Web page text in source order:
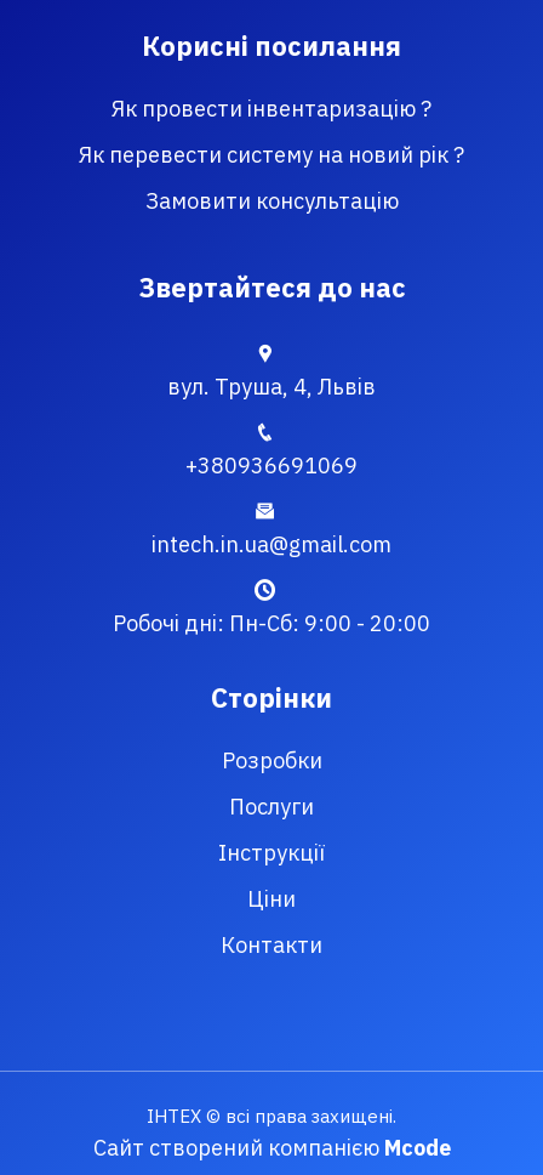
Корисні посилання
Як провести інвентаризацію ?
Як перевести систему на новий рік ?
Замовити консультацію
Звертайтеся до нас
вул. Труша, 4, Львів
+380936691069
intech.in.ua@gmail.com
Робочі дні: Пн-Сб: 9:00 - 20:00
Сторінки
Розробки
Послуги
Інструкції
Ціни
Контакти
ІНТЕХ © всі права захищені.
Сайт створений компанією Mcode